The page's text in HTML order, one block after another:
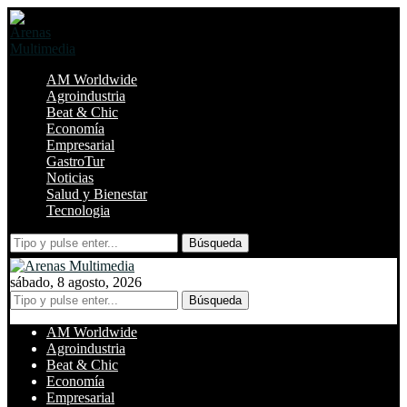
AM Worldwide
Agroindustria
Beat & Chic
Economía
Empresarial
GastroTur
Noticias
Salud y Bienestar
Tecnologia
Búsqueda
sábado, 8 agosto, 2026
Búsqueda
AM Worldwide
Agroindustria
Beat & Chic
Economía
Empresarial